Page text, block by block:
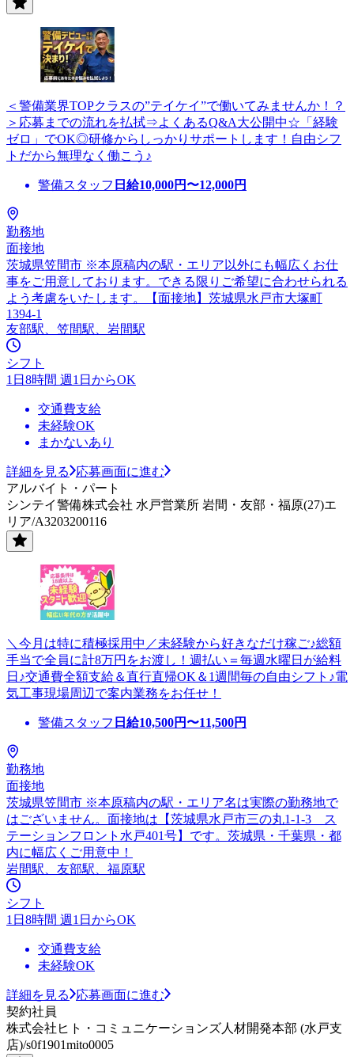
＜警備業界TOPクラスの”テイケイ”で働いてみませんか！？
＞応募までの流れを払拭⇒よくあるQ&A大公開中☆「経験
ゼロ」でOK◎研修からしっかりサポートします！自由シフ
トだから無理なく働こう♪
警備スタッフ 日給10,000円〜12,000円
勤務地
面接地
茨城県笠間市 ※本原稿内の駅・エリア以外にも幅広くお仕
事をご用意しております。できる限りご希望に合わせられる
よう考慮をいたします。【面接地】茨城県水戸市大塚町
1394-1
友部駅、笠間駅、岩間駅
シフト
1日8時間 週1日からOK
交通費支給
未経験OK
まかないあり
詳細を見る
応募画面に進む
アルバイト・パート
シンテイ警備株式会社 水戸営業所 岩間・友部・福原(27)エ
リア/A3203200116
＼今月は特に積極採用中／未経験から好きなだけ稼ご♪総額
手当で全員に計8万円をお渡し！週払い＝毎週水曜日が給料
日♪交通費全額支給＆直行直帰OK＆1週間毎の自由シフト♪電
気工事現場周辺で案内業務をお任せ！
警備スタッフ 日給10,500円〜11,500円
勤務地
面接地
茨城県笠間市 ※本原稿内の駅・エリア名は実際の勤務地で
はございません。面接地は【茨城県水戸市三の丸1-1-3 ス
テーションフロント水戸401号】です。茨城県・千葉県・都
内に幅広くご用意中！
岩間駅、友部駅、福原駅
シフト
1日8時間 週1日からOK
交通費支給
未経験OK
詳細を見る
応募画面に進む
契約社員
株式会社ヒト・コミュニケーションズ人材開発本部 (水戸支
店)/s0f1901mito0005